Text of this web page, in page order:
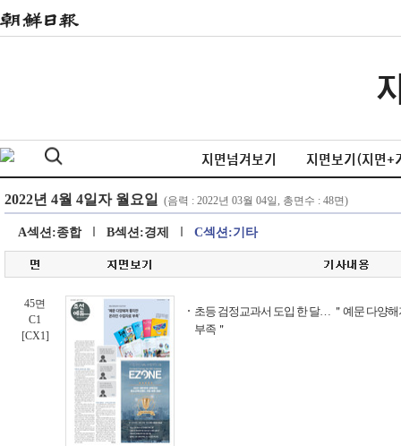
지면넘겨보기 지면보기(지면+
A섹션:종합 B섹션:경제 C섹션:기타
45면
C1
[CX1]
초등 검정교과서 도입 한 달… ＂예문 다양
부족＂